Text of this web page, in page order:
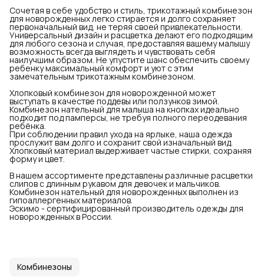
Сочетая в себе удобство и стиль, трикотажный комбинезон
для новорожденных легко стирается и долго сохраняет
первоначальный вид, не теряя своей привлекательности.
Универсальный дизайн и расцветка делают его подходящим
для любого сезона и случая, предоставляя вашему малышу
возможность всегда выглядеть и чувствовать себя
наилучшим образом. Не упустите шанс обеспечить своему
ребенку максимальный комфорт и уют с этим
замечательным трикотажным комбинезоном.
Хлопковый комбинезон для новорожденной может
выступать в качестве поддевы или ползунков зимой.
Комбинезон нательный для малыша на кнопках идеально
подходит под памперсы, не требуя полного переодевания
ребёнка.
При соблюдении правил ухода на ярлыке, наша одежда
прослужит вам долго и сохранит свой изначальный вид.
Хлопковый материал выдерживает частые стирки, сохраняя
форму и цвет.
В нашем ассортименте представлены различные расцветки
слипов с длинным рукавом для девочек и мальчиков.
Комбинезон нательный для новорожденных выполнен из
гипоаллергенных материалов.
Эскимо - сертифицированный производитель одежды для
новорожденных в России.
Комбинезоны